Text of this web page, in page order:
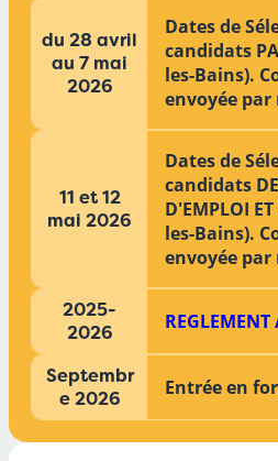
du 28 avril
au 7 mai
2026
Dates de
candidats
les-Bains).
envoyée par
11 et 12
mai 2026
Dates de
candidats
D'EMPLOI
les-Bains).
envoyée par
2025-
2026
Septembr
e 2026
Entrée en